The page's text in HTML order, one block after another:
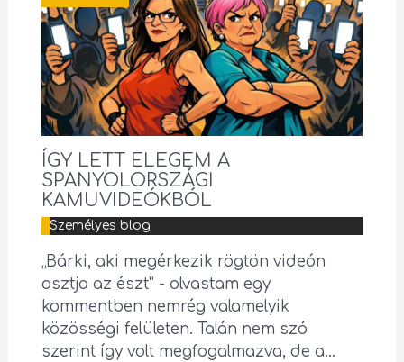
ÍGY LETT ELEGEM A
SPANYOLORSZÁGI
KAMUVIDEÓKBÓL
Személyes blog
„Bárki, aki megérkezik rögtön videón
osztja az észt” - olvastam egy
kommentben nemrég valamelyik
közösségi felületen. Talán nem szó
szerint így volt megfogalmazva, de a…